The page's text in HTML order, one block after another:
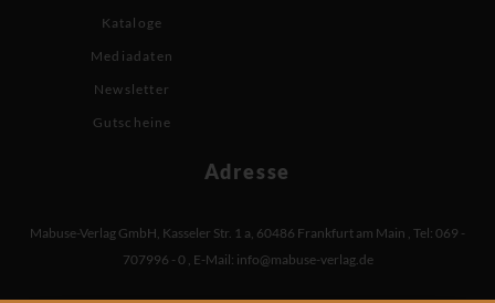
Kataloge
Mediadaten
Newsletter
Gutscheine
Adresse
Mabuse-Verlag GmbH, Kasseler Str. 1 a, 60486 Frankfurt am Main , Tel: 069 -
707996 - 0 , E-Mail: info@mabuse-verlag.de